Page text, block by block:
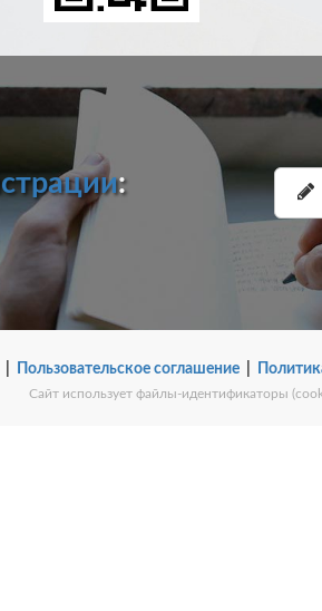
:
| Пользовательское соглашение|
Сайт использует файлы-идентификаторы